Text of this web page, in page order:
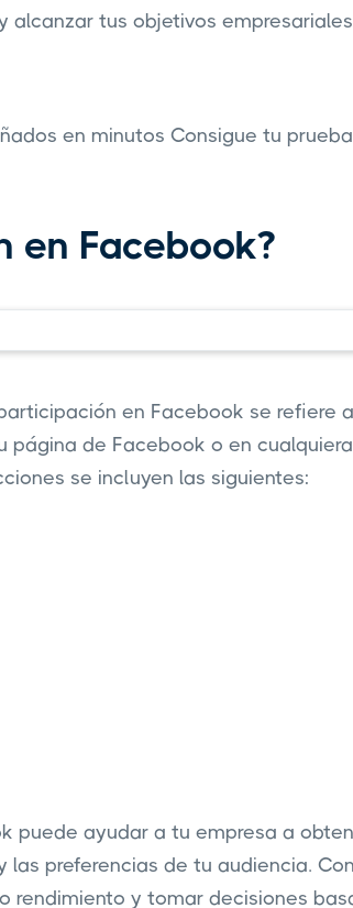
tus objetivos
en minutos Consigue tu prueba
en Facebook?
en Facebook se refiere a
página de Facebook o en
se incluyen las siguientes:
puede ayudar a tu empresa a
preferencias de tu audiencia.
rendimiento y tomar decisiones